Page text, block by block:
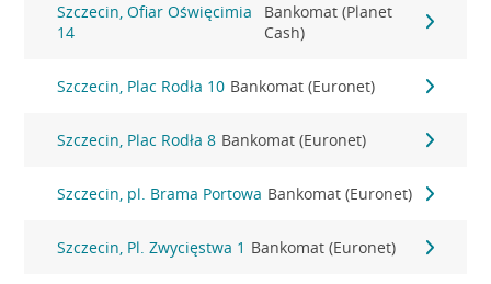
Szczecin, Ofiar Oświęcimia
14
Bankomat (Planet
Cash)
Szczecin, Plac Rodła 10 Bankomat (Euronet)
Szczecin, Plac Rodła 8 Bankomat (Euronet)
Szczecin, pl. Brama Portowa Bankomat (Euronet)
Szczecin, Pl. Zwycięstwa 1 Bankomat (Euronet)